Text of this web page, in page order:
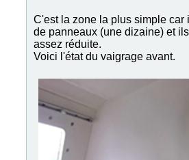
C'est la zone la plus simple car
de panneaux (une dizaine) et
assez réduite.
Voici l'état du vaigrage avant.